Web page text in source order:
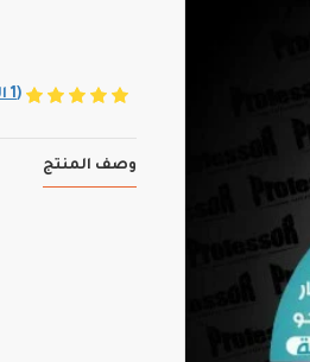
(1 التقييمات)
وصف المنتج